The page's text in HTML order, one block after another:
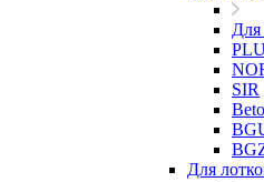
Для
SIR
Для